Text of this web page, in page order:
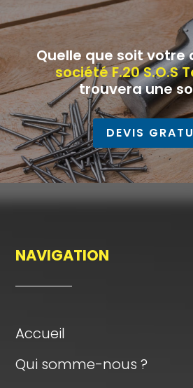
Quelle que soit
société F.20 S.O.S
trouvera une
DEVIS
NAVIGATION
Accueil
Qui somme-nous ?